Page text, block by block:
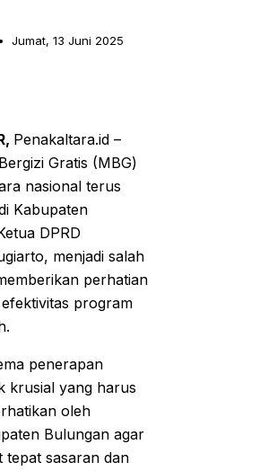
Jumat, 13 Juni 2025
Penakaltara.id –
Gratis (MBG)
nasional terus
Kabupaten
DPRD
menjadi salah
perhatian
program
penerapan
krusial yang harus
oleh
Bulungan agar
tepat sasaran dan